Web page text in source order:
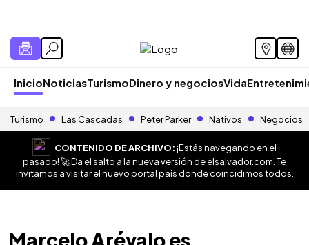
InicioNoticiasTurismoDinero y negociosVida
Turismo Las Cascadas Peter Parker Nativos Negocios
CONTENIDO DE ARCHIVO:¡Estás navegando en el
pasado! 🚀 Da el salto a la nueva versión deelsalvador.com . Te
invitamos a visitar el nuevo portal país donde coincidimos todos.
Marcelo Arévalo es